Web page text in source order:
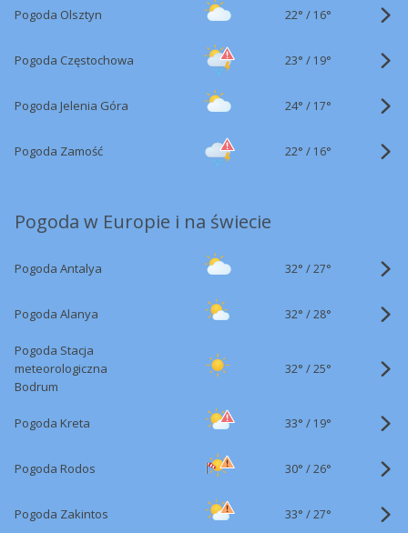
Pogoda Olsztyn 22° / 16°
Pogoda Częstochowa 23° / 19°
Pogoda Jelenia Góra 24° / 17°
Pogoda Zamość 22° / 16°
Pogoda w Europie i na świecie
Pogoda Antalya 32° /27°
Pogoda Alanya 32° /28°
Pogoda Stacja
meteorologiczna
Bodrum
32° /25°
Pogoda Kreta 33° / 19°
Pogoda Rodos 30° /26°
Pogoda Zakintos 33° /27°